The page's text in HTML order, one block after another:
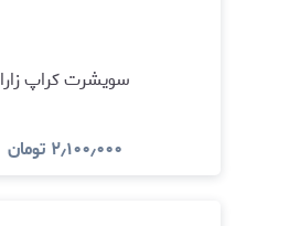
سویشرت کراپ زارا
۲٫۱۰۰٫۰۰۰ تومان